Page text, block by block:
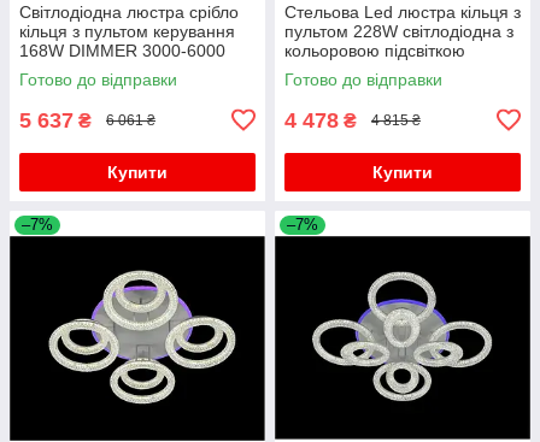
Світлодіодна люстра срібло
кільця з пультом керування
168W DIMMER 3000-6000
H130*L600*W550
Готово до відправки
5 637 ₴ 6 061 ₴
Купити
Стельова Led люстра кільця з
пультом 228W світлодіодна з
кольоровою підсвіткою
Готово до відправки
4 478 ₴ 4 815 ₴
Купити
–7% –7%